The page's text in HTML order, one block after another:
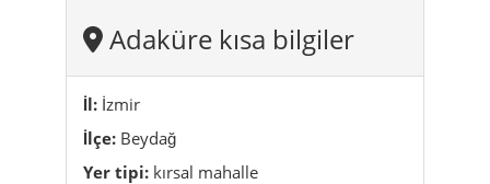
Adaküre kısa bilgiler
İl: İzmir
İlçe: Beydağ
Yer tipi: kırsal mahalle